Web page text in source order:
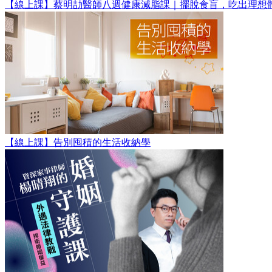
【線上課】蔡明劼醫師八週健康減脂課｜擺脫食盲，吃出理想
【線上課】告別囤積的生活收納學